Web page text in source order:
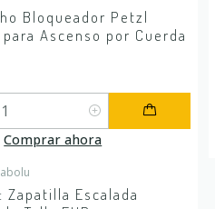
Bloqueador Petzl
para Ascenso por Cuerda
Comprar ahora
Zapatilla Escalada